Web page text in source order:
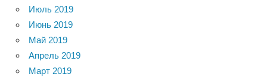
Июль 2019
Июнь 2019
Май 2019
Апрель 2019
Март 2019